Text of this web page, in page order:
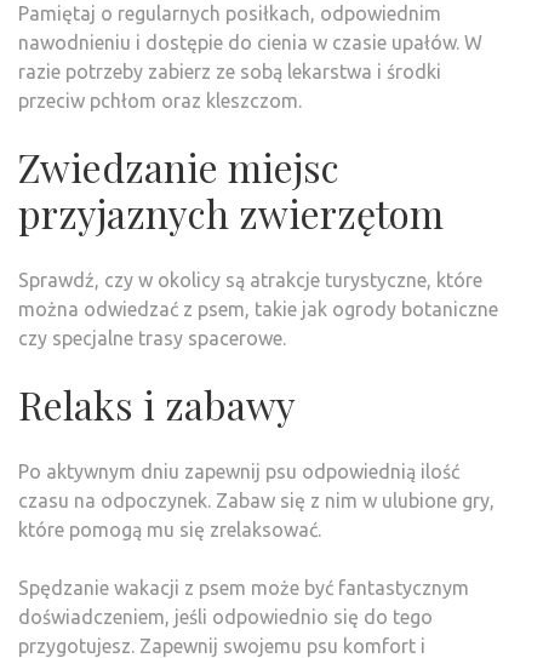
Pamiętaj o regularnych posiłkach, odpowiednim
nawodnieniu i dostępie do cienia w czasie upałów. W
razie potrzeby zabierz ze sobą lekarstwa i środki
przeciw pchłom oraz kleszczom.
Zwiedzanie miejsc
przyjaznych zwierzętom
Sprawdź, czy w okolicy są atrakcje turystyczne, które
można odwiedzać z psem, takie jak ogrody botaniczne
czy specjalne trasy spacerowe.
Relaks i zabawy
Po aktywnym dniu zapewnij psu odpowiednią ilość
czasu na odpoczynek. Zabaw się z nim w ulubione gry,
które pomogą mu się zrelaksować.
Spędzanie wakacji z psem może być fantastycznym
doświadczeniem, jeśli odpowiednio się do tego
przygotujesz. Zapewnij swojemu psu komfort i